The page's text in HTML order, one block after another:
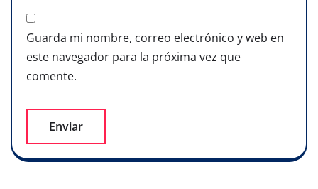
Guarda mi nombre, correo electrónico y web en
este navegador para la próxima vez que
comente.